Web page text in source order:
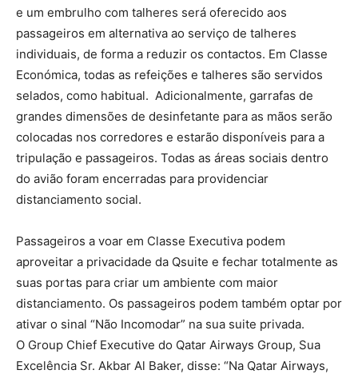
e um embrulho com talheres será oferecido aos
passageiros em alternativa ao serviço de talheres
individuais, de forma a reduzir os contactos. Em Classe
Económica, todas as refeições e talheres são servidos
selados, como habitual. Adicionalmente, garrafas de
grandes dimensões de desinfetante para as mãos serão
colocadas nos corredores e estarão disponíveis para a
tripulação e passageiros. Todas as áreas sociais dentro
do avião foram encerradas para providenciar
distanciamento social.
Passageiros a voar em Classe Executiva podem
aproveitar a privacidade da Qsuite e fechar totalmente as
suas portas para criar um ambiente com maior
distanciamento. Os passageiros podem também optar por
ativar o sinal “Não Incomodar” na sua suite privada.
O Group Chief Executive do Qatar Airways Group, Sua
Excelência Sr. Akbar Al Baker, disse: “Na Qatar Airways,